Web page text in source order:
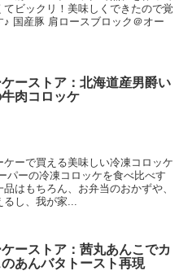
ビックリ！美味しくできたので覚
国産豚 肩ロースブロック＠オー
ーストア：北海道産男爵い
牛肉コロッケ
ーで買える美味しい冷凍コロッケ
パーの冷凍コロッケを食べ比べす
はもちろん、お弁当のおかずや、
し、我が家...
ーストア：茜丸あんこでカ
あんバタトースト再現